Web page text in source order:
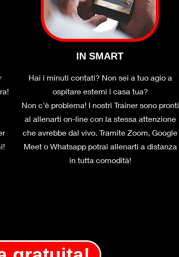
IN SMART
Hai i minuti contati? Non sei a tuo agio a
ospitare esterni i casa tua?
Non c'è problema! I nostri Trainer sono pronti
al allenarti on-line con la stessa attenzione
che avrebbe dal vivo. Tramite Zoom, Google
Meet o Whatsapp potrai allenarti a distanza
in tutta comodità!